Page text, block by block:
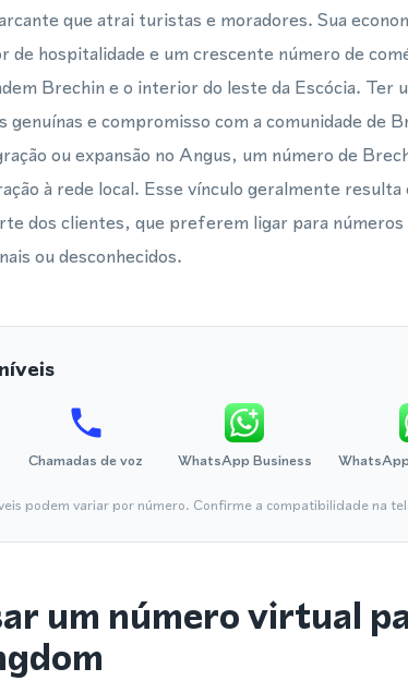
que atrai turistas e moradores. Sua
de hospitalidade e um crescente número de
Brechin e o interior do leste da Escócia. Ter
genuínas e compromisso com a comunidade de
ou expansão no Angus, um número de
à rede local. Esse vínculo geralmente
dos clientes, que preferem ligar para números
ou desconhecidos.
Chamadas de voz WhatsApp Business
podem variar por número. Confirme a compatibilidade na
um número virtual